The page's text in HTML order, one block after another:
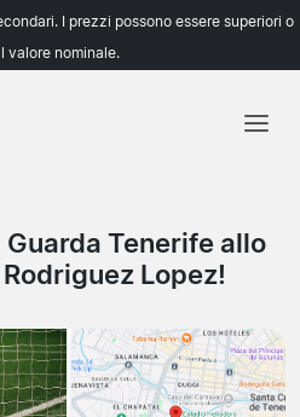
I prezzi possono essere superiori o
valore nominale.
Squadre
Guarda Tenerife allo
Lopez!